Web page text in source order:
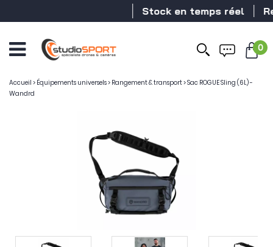
Stock en temps réel
0
Accueil > Équipements universels> Rangement & transport>Sac ROGUE Sling (6L) -
Wandrd